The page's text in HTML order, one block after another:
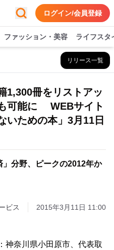
ログイン/会員登録
ファッション・美容 ライフスタ
リリース一覧
1,300冊をリストアッ
可能に WEBサイト
いための本」3月11日
」分野、ピークの2012年か
ビス 2015年3月11日 11:00
神奈川県小田原市、代表取